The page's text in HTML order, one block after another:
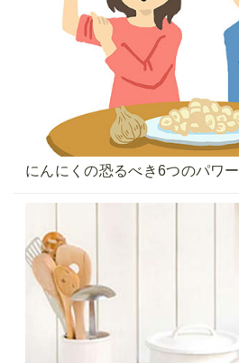
にんにくの恐るべき6つのパワー